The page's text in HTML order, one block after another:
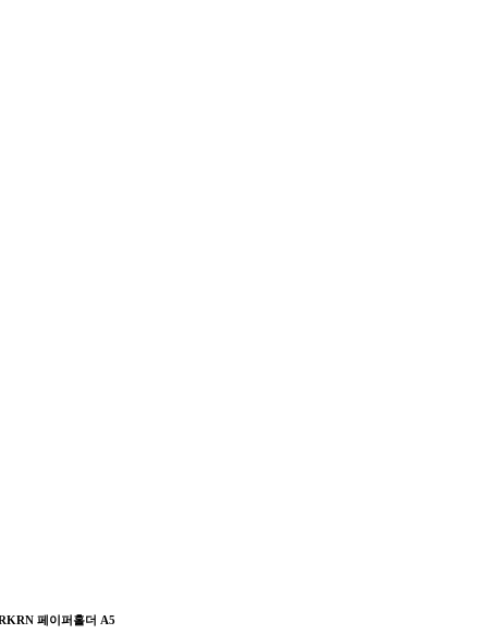
페이퍼홀더 A5